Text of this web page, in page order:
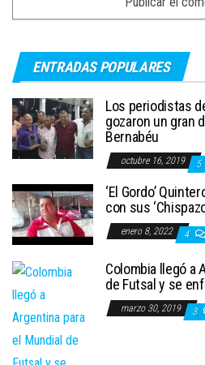
ENTRADAS POPULARES
Los periodistas
gozaron un gran
Bernabéu
octubre 16, 2019 5
‘El Gordo’
con sus
enero 8, 2022 4
Colombia llegó a
de Futsal y se
marzo 30, 2019 3